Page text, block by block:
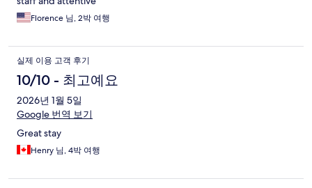
Florence 님, 2박 여행
실제 이용 고객 후기
10/10 - 최고예요
2026년 1월 5일
Google 번역 보기
Great stay
Henry 님, 4박 여행